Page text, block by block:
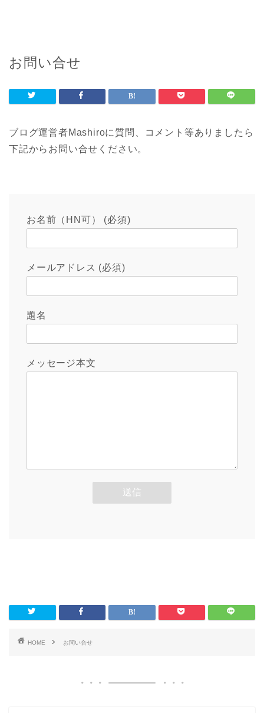
お問い合せ
ブログ運営者Mashiroに質問、コメント等ありましたら
下記からお問い合せください。
お名前（HN可） (必須)
メールアドレス (必須)
題名
メッセージ本文
HOME お問い合せ